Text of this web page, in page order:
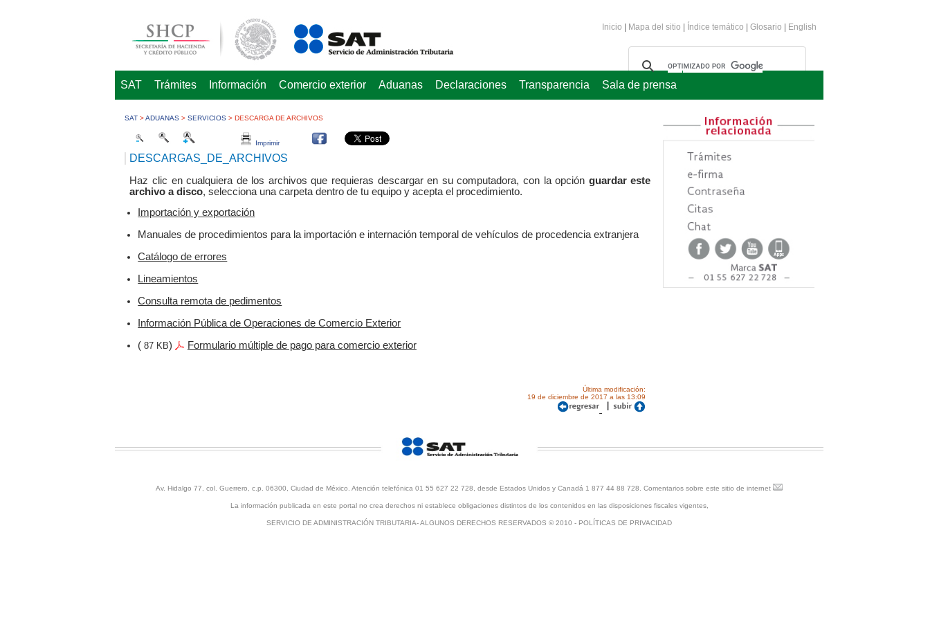
Inicio | Mapa del sitio | Índice temático | Glosario | English
SAT Trámites Información Comercio exterior Aduanas Declaraciones Transparencia Sala de prensa
SAT >ADUANAS > SERVICIOS > DESCARGA DE ARCHIVOS
Imprimir
DESCARGAS_DE_ARCHIVOS
​Haz clic en cualquiera de los archivos que requieras descargar en su computadora, con la opción guardar este
archivo a disco, selecciona una carpeta dentro de tu equipo y acepta el procedimiento.
Importación y exportación
Manuales de procedimientos para la importación e internación temporal de vehículos de procedencia extranjera
Catálogo de errores
Lineamientos
Consulta remota de pedimentos
Información Pública de Operaciones de Comercio Exterior
(87 KB) Formulario múltiple de pago para comercio exterior
Última modificación:
19 de diciembre de 2017 a las 13:09
Av. Hidalgo 77, col. Guerrero, c.p. 06300, Ciudad de México. Atención telefónica 01 55 627 22 728, desde Estados Unidos y Canadá 1 877 44 88 728. Comentarios sobre este sitio de internet
La información publicada en este portal no crea derechos ni establece obligaciones distintos de los contenidos en las disposiciones fiscales vigentes,
SERVICIO DE ADMINISTRACIÓN TRIBUTARIA- ALGUNOS DERECHOS RESERVADOS © 2010 - POLÍTICAS DE PRIVACIDAD